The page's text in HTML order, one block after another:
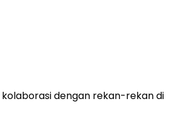
kolaborasi dengan rekan-rekan di